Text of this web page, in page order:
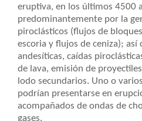
eruptiva, en los últimos 4500
predominantemente por la
piroclásticos (flujos de
escoria y flujos de ceniza); así
andesíticas, caídas
de lava, emisión de
lodo secundarios. Uno o
podrían presentarse en
acompañados de ondas de
gases.